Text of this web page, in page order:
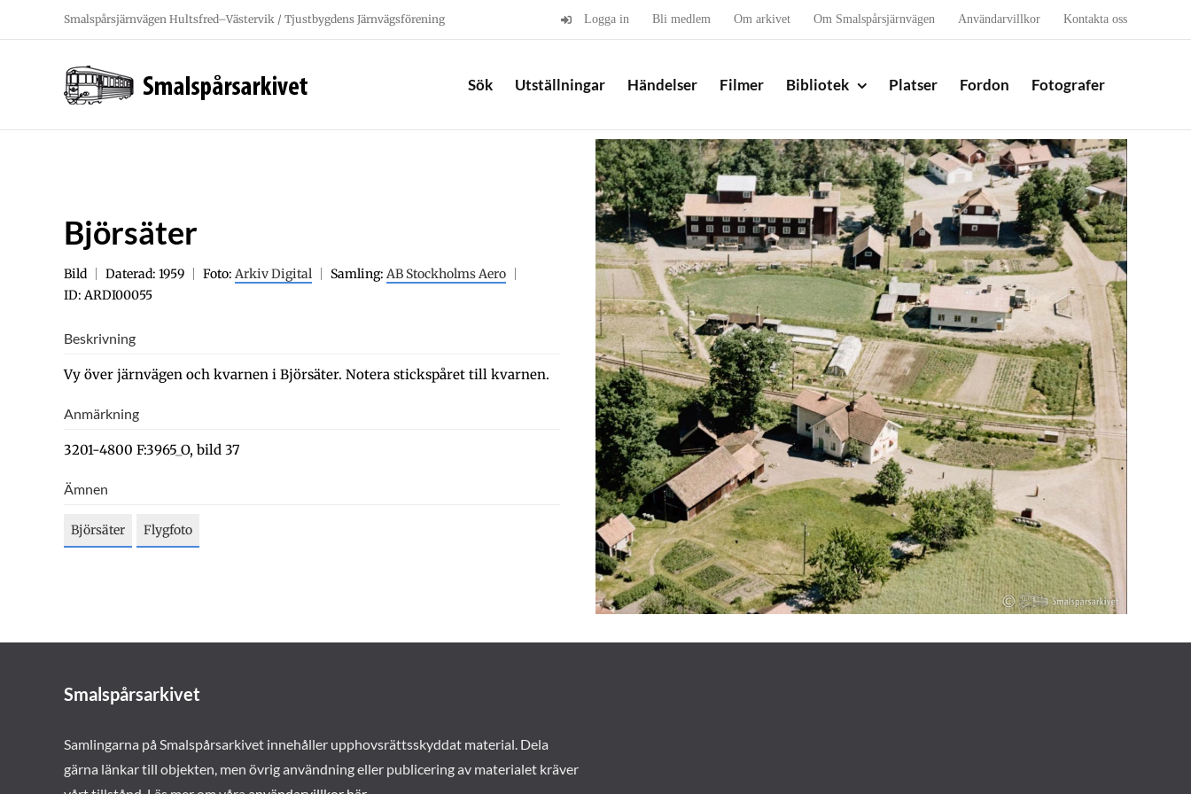
Smalspårsjärnvägen Hultsfred–Västervik / Tjustbygdens Järnvägsförening Logga in Bli medlem Om arkivet Om Smalspårsjärnvägen Användarvillkor Kontakta oss
Sök Utställningar Händelser Filmer Bibliotek Platser Fordon Fotografer
Björsäter
Bild Daterad: 1959 Foto: Arkiv Digital Samling: AB Stockholms Aero
ID: ARDI00055
Beskrivning
Vy över järnvägen och kvarnen i Björsäter. Notera stickspåret till kvarnen.
Anmärkning
3201-4800 F:3965_O, bild 37
Ämnen
Björsäter Flygfoto
Smalspårsarkivet
Samlingarna på Smalspårsarkivet innehåller upphovsrättsskyddat material. Dela
gärna länkar till objekten, men övrig användning eller publicering av materialet kräver